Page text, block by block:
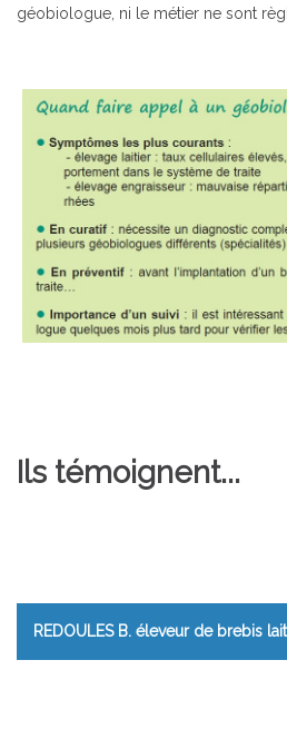
géobiologue, ni le métier ne sont
Ils témoignent...
REDOULES B. éleveur de brebis